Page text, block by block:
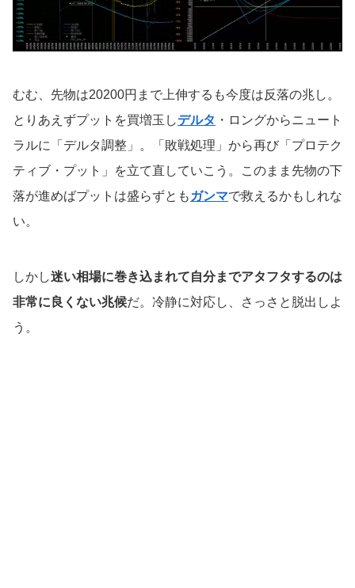
むむ、先物は20200円まで上伸するも今度は反落の兆し。
とりあえずプットを買増玉しデルタ ・ロングからニュート
ラルに「デルタ調整」。「敗戦処理」から再び「プロテク
ティブ・プット」を立て直していこう。このまま先物の下
落が進めばプットは盛らずとも ガンマで救えるかもしれな
い。
しかし迷い相場に巻き込まれて自分までアタフタするのは
非常に良くない兆候だ。冷静に対応し、さっさと脱出しよ
う。